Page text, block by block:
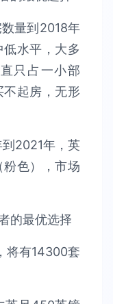
量到2018年
水平，大多
只占一小部
起房，无形
2021年，英
色），市场
将有14300套